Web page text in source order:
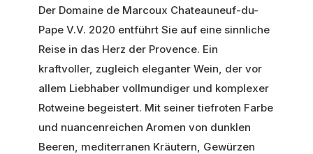
Der Domaine de Marcoux Chateauneuf-du-
Pape V.V. 2020 entführt Sie auf eine sinnliche
Reise in das Herz der Provence. Ein
kraftvoller, zugleich eleganter Wein, der vor
allem Liebhaber vollmundiger und komplexer
Rotweine begeistert. Mit seiner tiefroten Farbe
und nuancenreichen Aromen von dunklen
Beeren, mediterranen Kräutern, Gewürzen